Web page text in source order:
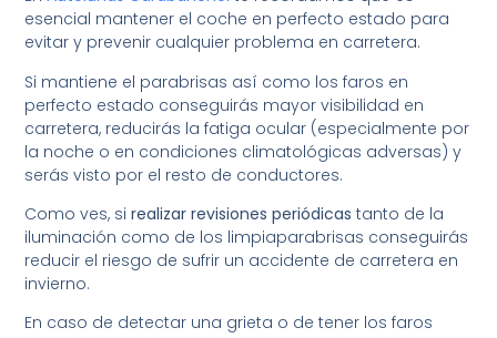
esencial mantener el coche en perfecto estado para
evitar y prevenir cualquier problema en carretera.
Si mantiene el parabrisas así como los faros en
perfecto estado conseguirás mayor visibilidad en
carretera, reducirás la fatiga ocular (especialmente por
la noche o en condiciones climatológicas adversas) y
serás visto por el resto de conductores.
Como ves, sirealizar revisiones periódicas tanto de la
iluminación como de los limpiaparabrisas conseguirás
reducir el riesgo de sufrir un accidente de carretera en
invierno.
En caso de detectar una grieta o de tener los faros